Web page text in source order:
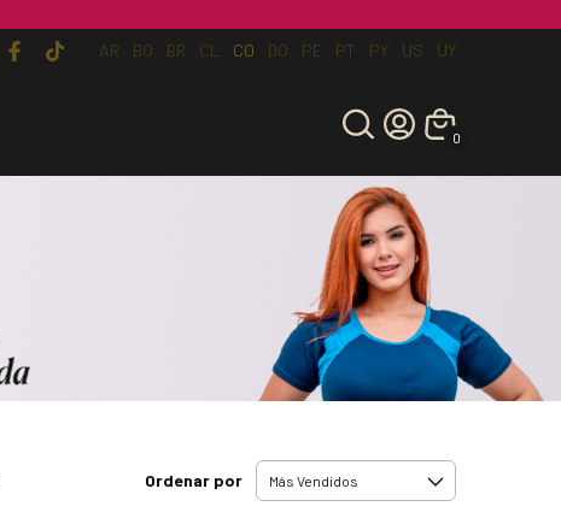
AR BO BR CL CO DO PE PT PY US UY
0
Ordenar por